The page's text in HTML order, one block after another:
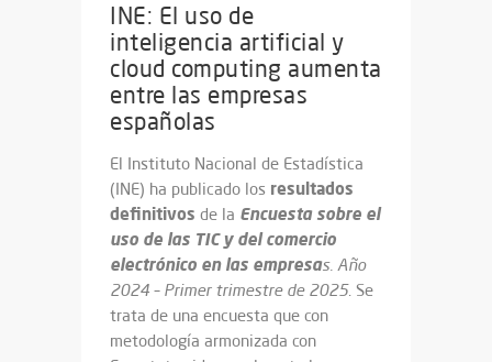
INE: El uso de
inteligencia artificial y
cloud computing aumenta
entre las empresas
españolas
El Instituto Nacional de Estadística
(INE) ha publicado los resultados
definitivos de la Encuesta sobre el
uso de las TIC y del comercio
electrónico en las empresas. Año
2024 – Primer trimestre de 2025. Se
trata de una encuesta que con
metodología armonizada con